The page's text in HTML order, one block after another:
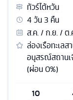
ทัวร์ไต้หวัน
4วัน3 คืน
ส.ค. / ก.ย. / ต.
ล่องเรือทะเล
อนุสรณ์สถานเ
(ผ่อน 0%)
10